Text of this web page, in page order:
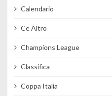
Calendario
Ce Altro
Champions League
Classifica
Coppa Italia